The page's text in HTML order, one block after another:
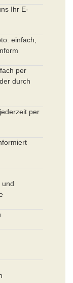
Ihr E-
einfach,
per
durch
per
und